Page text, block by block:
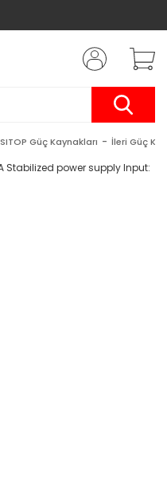
SITOP Güç Kaynakları İleri Güç